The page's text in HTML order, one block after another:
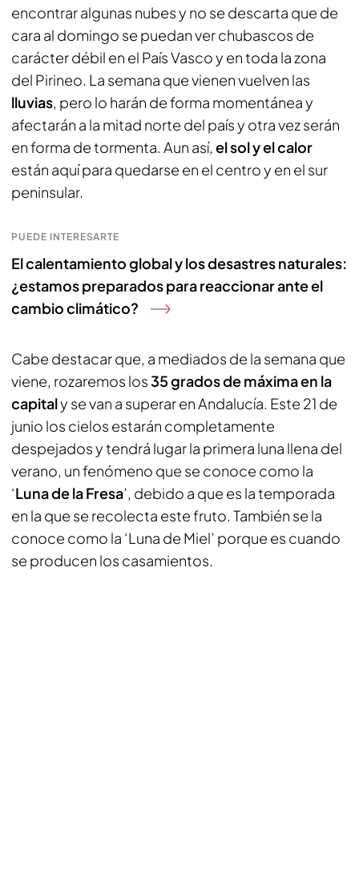
encontrar algunas nubes y no se descarta que de
cara al domingo se puedan ver chubascos de
carácter débil en el País Vasco y en toda la zona
del Pirineo. La semana que vienen vuelven las
lluvias, pero lo harán de forma momentánea y
afectarán a la mitad norte del país y otra vez serán
en forma de tormenta. Aun así, el sol y el calor
están aquí para quedarse en el centro y en el sur
peninsular.
PUEDE INTERESARTE
El calentamiento global y los desastres naturales:
¿estamos preparados para reaccionar ante el
cambio climático?
Cabe destacar que, a mediados de la semana que
viene, rozaremos los35 grados de máxima en la
capitaly se van a superar en Andalucía. Este 21 de
junio los cielos estarán completamente
despejados y tendrá lugar la primera luna llena del
verano, un fenómeno que se conoce como la
‘Luna de la Fresa’, debido a que es la temporada
en la que se recolecta este fruto. También se la
conoce como la ‘Luna de Miel’ porque es cuando
se producen los casamientos.